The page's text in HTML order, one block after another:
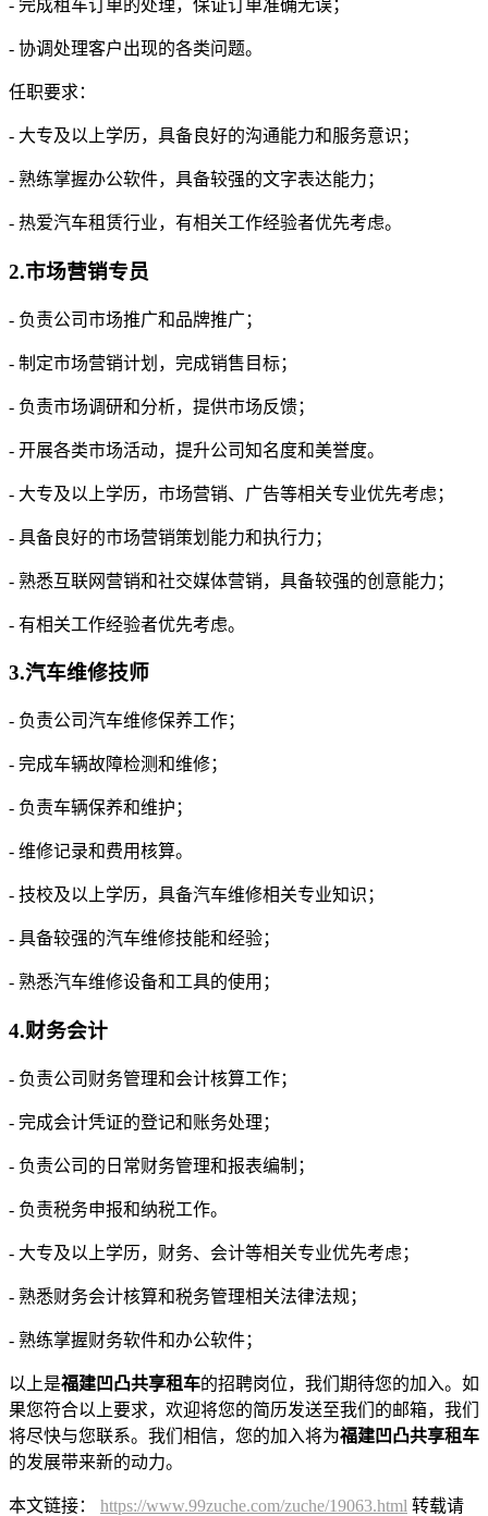
- 完成租车订单的处理，保证订单准确无误；
- 协调处理客户出现的各类问题。
任职要求：
- 大专及以上学历，具备良好的沟通能力和服务意识；
- 熟练掌握办公软件，具备较强的文字表达能力；
- 热爱汽车租赁行业，有相关工作经验者优先考虑。
2.市场营销专员
- 负责公司市场推广和品牌推广；
- 制定市场营销计划，完成销售目标；
- 负责市场调研和分析，提供市场反馈；
- 开展各类市场活动，提升公司知名度和美誉度。
- 大专及以上学历，市场营销、广告等相关专业优先考虑；
- 具备良好的市场营销策划能力和执行力；
- 熟悉互联网营销和社交媒体营销，具备较强的创意能力；
- 有相关工作经验者优先考虑。
3.汽车维修技师
- 负责公司汽车维修保养工作；
- 完成车辆故障检测和维修；
- 负责车辆保养和维护；
- 维修记录和费用核算。
- 技校及以上学历，具备汽车维修相关专业知识；
- 具备较强的汽车维修技能和经验；
- 熟悉汽车维修设备和工具的使用；
4.财务会计
- 负责公司财务管理和会计核算工作；
- 完成会计凭证的登记和账务处理；
- 负责公司的日常财务管理和报表编制；
- 负责税务申报和纳税工作。
- 大专及以上学历，财务、会计等相关专业优先考虑；
- 熟悉财务会计核算和税务管理相关法律法规；
- 熟练掌握财务软件和办公软件；
以上是福建凹凸共享租车的招聘岗位，我们期待您的加入。如
果您符合以上要求，欢迎将您的简历发送至我们的邮箱，我们
将尽快与您联系。我们相信，您的加入将为福建凹凸共享租车
的发展带来新的动力。
本文链接： https://www.99zuche.com/zuche/19063.html 转载请